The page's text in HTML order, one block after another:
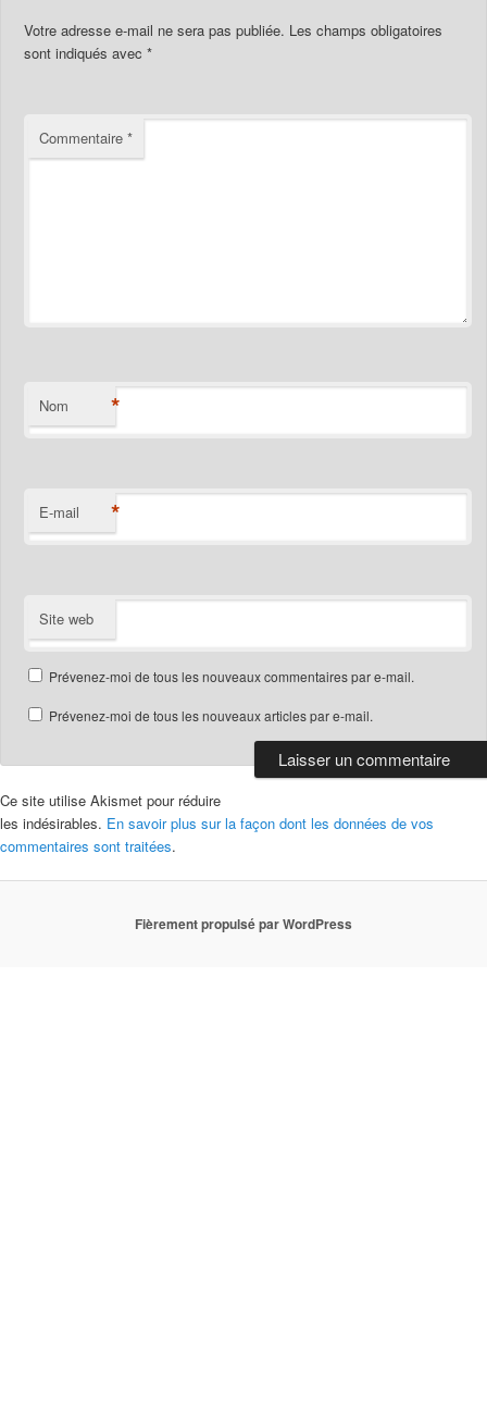
Votre adresse e-mail ne sera pas publiée. Les champs obligatoires
sont indiqués avec*
Commentaire*
Nom *
E-mail *
Site web
Prévenez-moi de tous les nouveaux commentaires par e-mail.
Prévenez-moi de tous les nouveaux articles par e-mail.
Ce site utilise Akismet pour réduire
les indésirables. En savoir plus sur la façon dont les données de vos
commentaires sont traitées.
Fièrement propulsé par WordPress